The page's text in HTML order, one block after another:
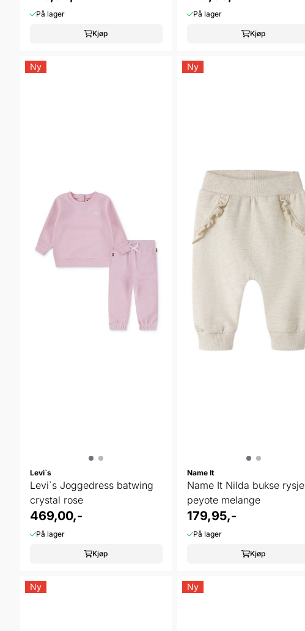
På lager
Kjøp
På lager
Kjøp
Ny
Levi`s
Levi`s Joggedress batwing
crystal rose
469,00,-
På lager
Kjøp
Ny
Name It
Name It Nilda bukse rysje
peyote melange
179,95,-
På lager
Kjøp
Ny Ny